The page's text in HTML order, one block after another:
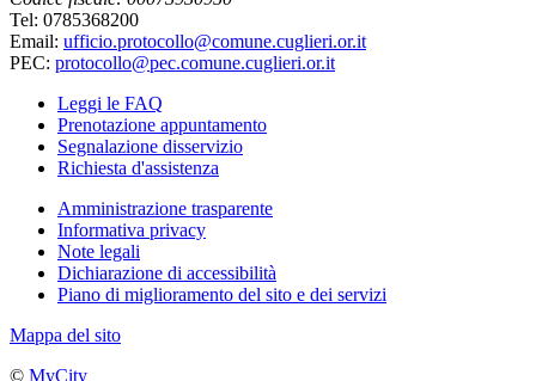
Tel: 0785368200
Email: ufficio.protocollo@comune.cuglieri.or.it
PEC: protocollo@pec.comune.cuglieri.or.it
Leggi le FAQ
Prenotazione appuntamento
Segnalazione disservizio
Richiesta d'assistenza
Amministrazione trasparente
Informativa privacy
Note legali
Dichiarazione di accessibilità
Piano di miglioramento del sito e dei servizi
Mappa del sito
© MyCity